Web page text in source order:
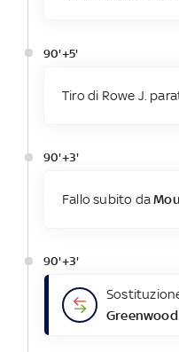
90'+5'
Tiro di Rowe J.
90'+3'
Fallo subito da
90'+3'
Greenwood